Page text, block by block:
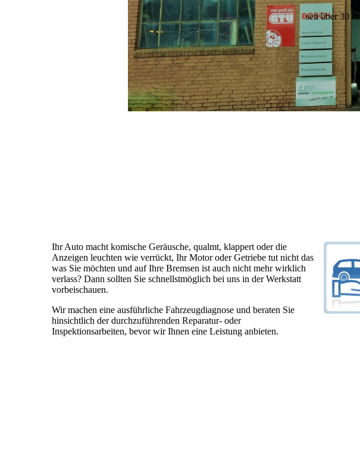
seit über 30
Ihr Auto macht komische Geräusche, qualmt, klappert oder die
Anzeigen leuchten wie verrückt, Ihr Motor oder Getriebe tut nicht das
was Sie möchten und auf Ihre Bremsen ist auch nicht mehr wirklich
verlass? Dann sollten Sie schnellstmöglich bei uns in der Werkstatt
vorbeischauen.
Wir machen eine ausführliche Fahrzeugdiagnose und beraten Sie
hinsichtlich der durchzuführenden Reparatur- oder
Inspektionsarbeiten, bevor wir Ihnen eine Leistung anbieten.